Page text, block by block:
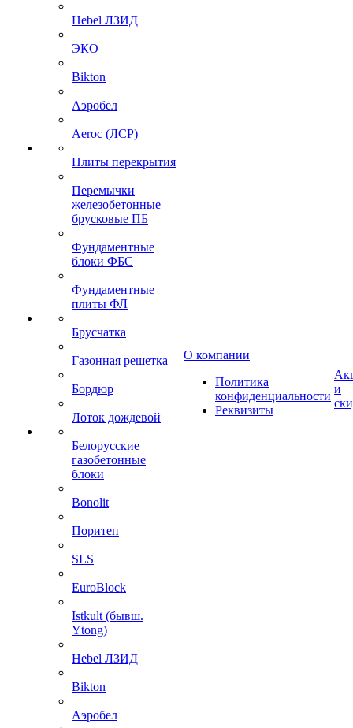
Hebel ЛЗИД
ЭКО
Bikton
Аэробел
Aeroc (ЛСР)
Плиты перекрытия
Перемычки
железобетонные
брусковые ПБ
Фундаментные
блоки ФБС
Фундаментные
плиты ФЛ
Брусчатка
Газонная решетка
Бордюр
Лоток дождевой
Белорусские
газобетонные
блоки
Bonolit
Поритеп
SLS
EuroBlock
Istkult (бывш.
Ytong)
Hebel ЛЗИД
Bikton
Аэробел
О компании
Политика
конфиденциальности
Реквизиты
и